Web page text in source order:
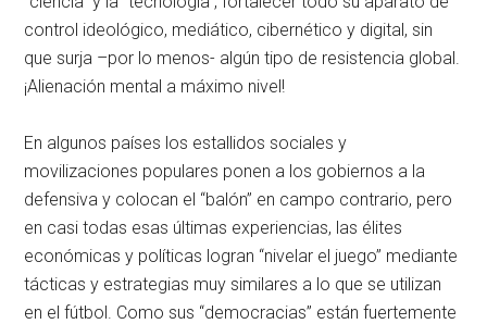
control ideológico, mediático, cibernético y digital, sin
que surja –por lo menos- algún tipo de resistencia global.
¡Alienación mental a máximo nivel!
En algunos países los estallidos sociales y
movilizaciones populares ponen a los gobiernos a la
defensiva y colocan el “balón” en campo contrario, pero
en casi todas esas últimas experiencias, las élites
económicas y políticas logran “nivelar el juego” mediante
tácticas y estrategias muy similares a lo que se utilizan
en el fútbol. Como sus “democracias” están fuertemente